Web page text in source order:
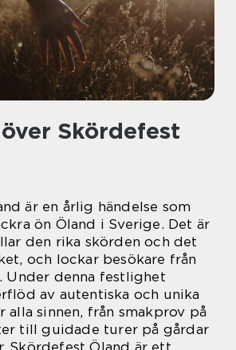
Skördefest
är en årlig händelse som
ön Öland i Sverige. Det är
den rika skörden och det
och lockar besökare från
Under denna festlighet
av autentiska och unika
alla sinnen, från smakprov på
till guidade turer på gårdar
Skördefest Öland är ett